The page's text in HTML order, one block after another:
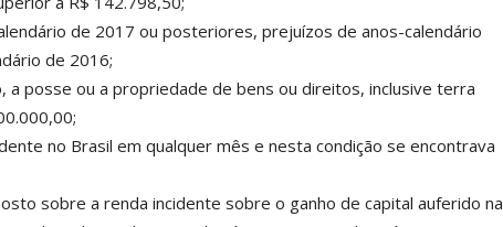
de 2017 ou posteriores, prejuízos de anos-calendário
de 2016;
a posse ou a propriedade de bens ou direitos, inclusive terra
no Brasil em qualquer mês e nesta condição se encontrava
sobre a renda incidente sobre o ganho de capital auferido na